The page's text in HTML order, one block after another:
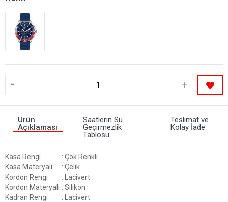
- +
Ürün
Açıklaması
Saatlerin Su
Geçirmezlik
Tablosu
Teslimat ve
Kolay İade
Kasa Rengi
: Çok Renkli
Kasa Materyali
: Çelik
Kordon Rengi
: Lacivert
Kordon Materyali : Silikon
Kadran Rengi
: Lacivert